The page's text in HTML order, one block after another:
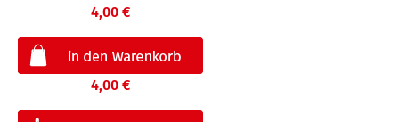
4,00 €
4,00 €